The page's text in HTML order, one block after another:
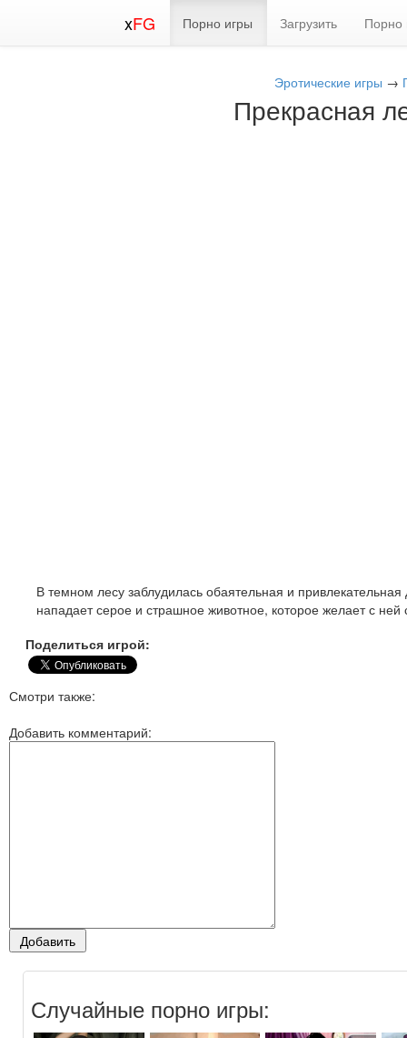
xFG Порно игры Загрузить Порно
Эротические игры →
Прекрасная
В темном лесу заблудилась обаятельная и
нападает серое и страшное животное, которое желает с ней
Поделиться игрой:
Смотри также:
Добавить комментарий:
Случайные порно игры: